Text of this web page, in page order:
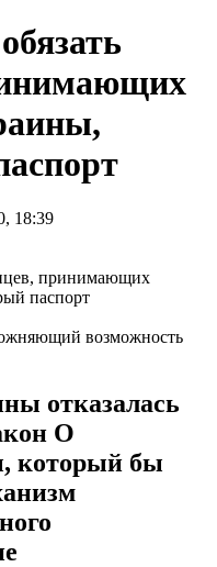
18:39
возможность
отказалась
О
который бы